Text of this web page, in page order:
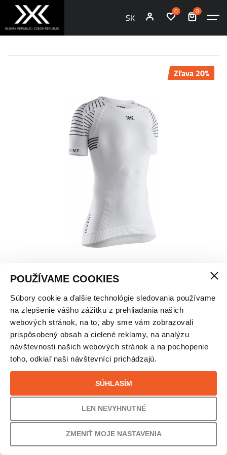
POUŽÍVAME COOKIES
Súbory cookie a ďalšie technológie sledovania používame
na zlepšenie vášho zážitku z prehliadania našich
webových stránok, na to, aby sme vám zobrazovali
prispôsobený obsah a cielené reklamy, na analýzu
návštevnosti našich webových stránok a na pochopenie
toho, odkiaľ naši návštevníci prichádzajú.
SÚHLASÍM
LEN NEVYHNUTNÉ
ZMENIŤ MOJE NASTAVENIA
SK
0 0
Zľava 20%
X-BIONIC INVENT 4.0 DÁMSKE TRIČKO
VEĽKOSŤ
69,00€
UŠETRÍTE
20% /14,00€